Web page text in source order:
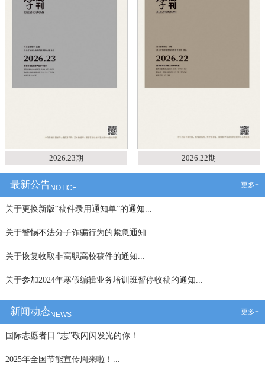
2026.23期 2026.22期
最新公告NOTICE 更多+
关于更换新版“稿件录用通知单”的通知...
关于警惕不法分子诈骗行为的紧急通知...
关于恢复收取非高职高校稿件的通知...
关于参加2024年寒假编辑业务培训班暂停收稿的通知...
新闻动态NEWS 更多+
国际志愿者日|“志”敬闪闪发光的你！...
2025年全国节能宣传周来啦！...